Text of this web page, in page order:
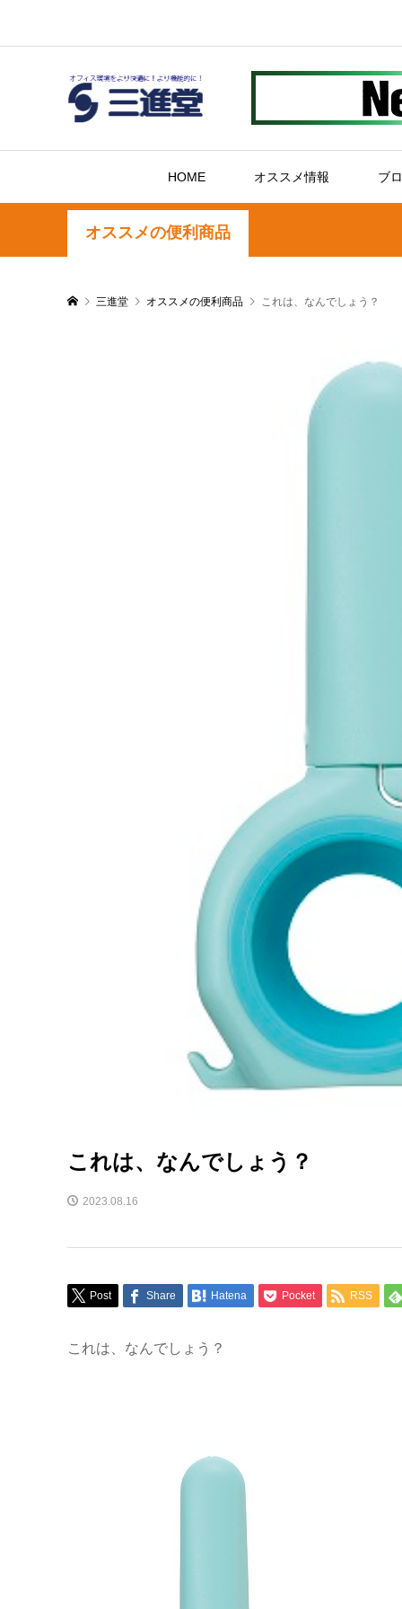
HOME オススメ情報 ブ
オススメの便利商品
三進堂 オススメの便利商品 これは、なんでしょう？
これは、なんでしょう？
2023.08.16
Post Share Hatena Pocket RSS
これは、なんでしょう？